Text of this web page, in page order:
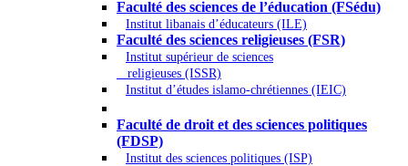
Faculté des sciences de l’éducation (FSédu)
Institut libanais d’éducateurs (ILE)
Faculté des sciences religieuses (FSR)
Institut supérieur de sciences
religieuses (ISSR)
Institut d’études islamo-chrétiennes (IEIC)
Faculté de droit et des sciences politiques
(FDSP)
Institut des sciences politiques (ISP)